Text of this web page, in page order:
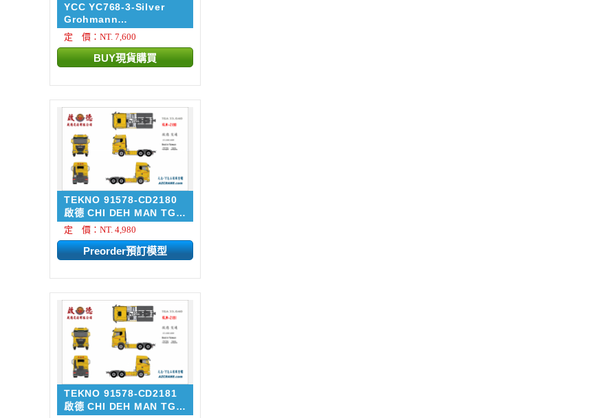
YCC YC768-3-Silver
Grohmann
NOOTEBOOM EUROT...
定 價：NT. 7,600
TEKNO 91578-CD2180
啟德 CHI DEH MAN TGX
33....
定 價：NT. 4,980
TEKNO 91578-CD2181
啟德 CHI DEH MAN TGX